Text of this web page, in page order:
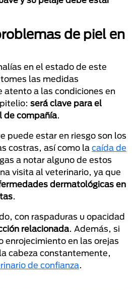
de piel en
en el estado de este
las medidas
a las condiciones en
será clave para el
de compañía.
puede estar en riesgo son los
costras, así como la caída de
a notar alguno de estos
visita al veterinario, ya que
dermatológicas en
.
con raspaduras u opacidad
relacionada. Además, si
enrojecimiento en las orejas
cabeza constantemente,
de confianza.